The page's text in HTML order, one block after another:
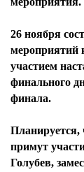
26 ноября
мероприятий
участием
финального
финала.
Планируется,
примут
Голубев,